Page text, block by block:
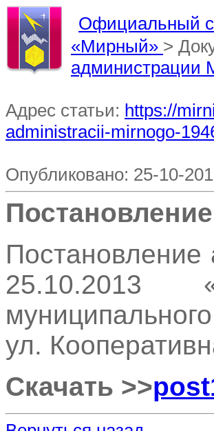
Официальный
«Мирный» >
администрации
Адрес статьи: https://
administracii-mirnogo-
Опубликовано: 25-10-
25.10.2013
ул.
Скачать >>